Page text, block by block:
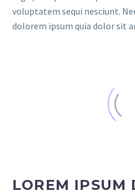
voluptatem sequi nesciunt.
dolorem ipsum quia dolor sit
LOREM IPSUM